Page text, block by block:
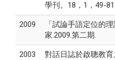
學刊。18，1，49-81
2009
「試論手語定位的
家.2009.第二期.
2003
對話日誌於啟聰教